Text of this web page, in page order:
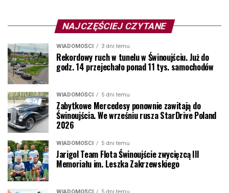
NAJCZĘŚCIEJ CZYTANE
WIADOMOŚCI 3 dni temu
Rekordowy ruch w tunelu w Świnoujściu. Już do
godz. 14 przejechało ponad 11 tys. samochodów
WIADOMOŚCI 5 dni temu
Zabytkowe Mercedesy ponownie zawitają do
Świnoujścia. We wrześniu rusza StarDrive Poland
2026
WIADOMOŚCI 5 dni temu
Jarigol Team Flota Świnoujście zwycięzcą III
Memoriału im. Leszka Zakrzewskiego